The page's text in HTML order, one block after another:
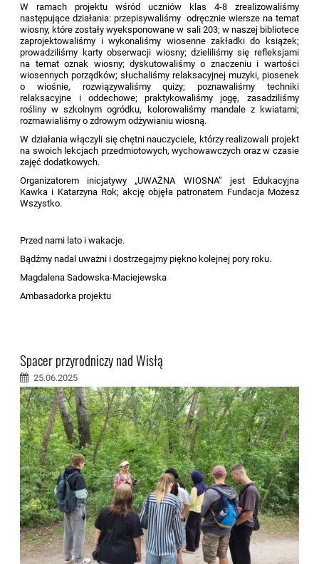
W ramach projektu wśród uczniów klas 4-8 zrealizowaliśmy
następujące działania: przepisywaliśmy odręcznie wiersze na temat
wiosny, które zostały wyeksponowane w sali 203; w naszej bibliotece
zaprojektowaliśmy i wykonaliśmy wiosenne zakładki do książek;
prowadziliśmy karty obserwacji wiosny; dzieliliśmy się refleksjami
na temat oznak wiosny; dyskutowaliśmy o znaczeniu i wartości
wiosennych porządków; słuchaliśmy relaksacyjnej muzyki, piosenek
o wiośnie, rozwiązywaliśmyquizy; poznawaliśmy techniki
relaksacyjne i oddechowe; praktykowaliśmy jogę, zasadziliśmy
rośliny w szkolnym ogródku, kolorowaliśmy mandale z kwiatami;
rozmawialiśmy o zdrowym odżywianiu wiosną.
W działania włączyli się chętni nauczyciele, którzy realizowali projekt
na swoich lekcjach przedmiotowych, wychowawczych oraz w czasie
zajęć dodatkowych.
Organizatorem inicjatywy „UWAŻNA WIOSNA” jest Edukacyjna
Kawka i Katarzyna Rok; akcję objęła patronatem Fundacja Możesz
Wszystko.
Przed nami lato i wakacje.
Bądźmy nadal uważni i dostrzegajmy piękno kolejnej pory roku.
Magdalena Sadowska-Maciejewska
Ambasadorka projektu
Spacer przyrodniczy nad Wisłą
25.06.2025